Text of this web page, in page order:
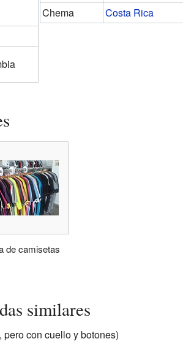
Chema
Costa Rica
de camisetas
similares
con cuello y botones)